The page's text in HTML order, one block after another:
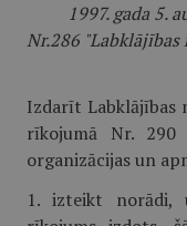
1997. gada 5.
Nr.286
Izdarīt Labklājības
rīkojumā Nr. 290
organizācijas un
1. izteikt norādi,